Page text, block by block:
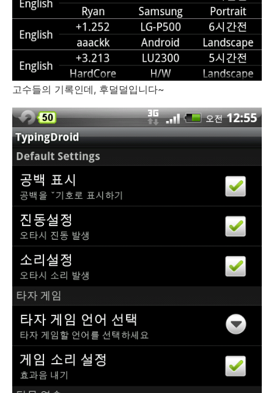
고수들의 기록인데, 후덜덜입니다~